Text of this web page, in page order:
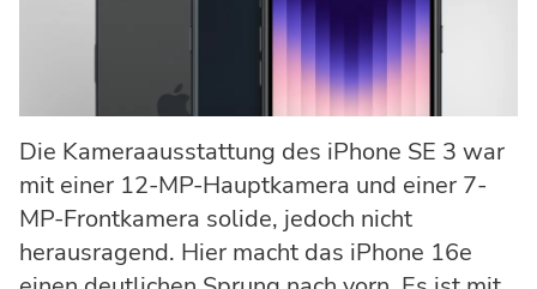
Die Kameraausstattung des iPhone SE 3 war
mit einer 12-MP-Hauptkamera und einer 7-
MP-Frontkamera solide, jedoch nicht
herausragend. Hier macht das iPhone 16e